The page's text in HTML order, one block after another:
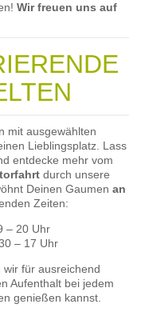
Wir freuen uns auf
mit ausgewählten
Lieblingsplatz. Lass
entdecke mehr vom
durch unsere
Deinen Gaumen an
Zeiten:
– 20 Uhr
– 17 Uhr
für ausreichend
Aufenthalt bei jedem
genießen kannst.